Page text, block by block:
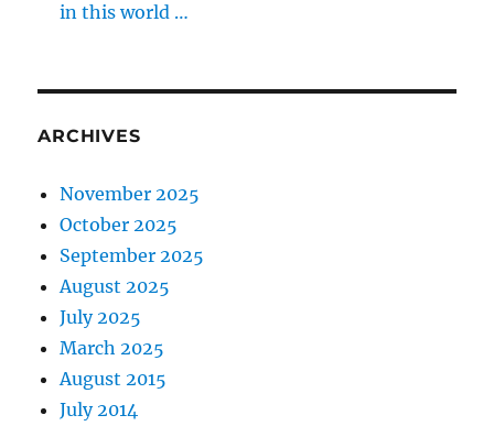
in this world …
ARCHIVES
November 2025
October 2025
September 2025
August 2025
July 2025
March 2025
August 2015
July 2014